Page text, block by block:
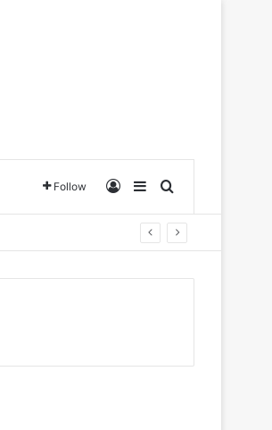
Follow Log InSidebarSearch for